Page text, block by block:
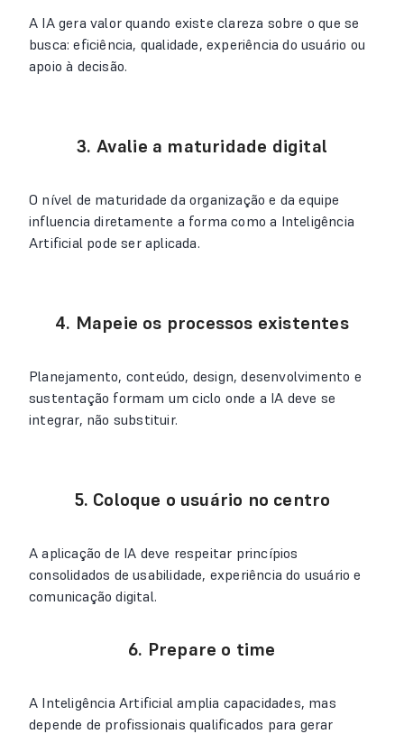
A IA gera valor quando existe clareza sobre o que se
busca: eficiência, qualidade, experiência do usuário ou
apoio à decisão.
3. Avalie a maturidade digital
O nível de maturidade da organização e da equipe
influencia diretamente a forma como a Inteligência
Artificial pode ser aplicada.
4. Mapeie os processos existentes
Planejamento, conteúdo, design, desenvolvimento e
sustentação formam um ciclo onde a IA deve se
integrar, não substituir.
5. Coloque o usuário no centro
A aplicação de IA deve respeitar princípios
consolidados de usabilidade, experiência do usuário e
comunicação digital.
6. Prepare o time
A Inteligência Artificial amplia capacidades, mas
depende de profissionais qualificados para gerar